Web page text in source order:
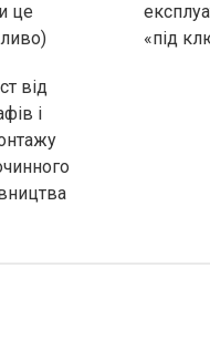
це
«під
від
і